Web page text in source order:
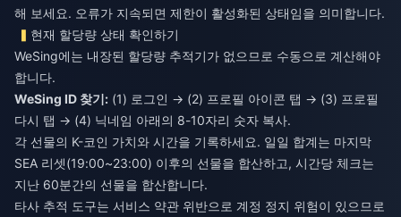
해 보세요. 오류가 지속되면 제한이 활성화된 상태임을 의미합니다.
현재 할당량 상태 확인하기
WeSing에는 내장된 할당량 추적기가 없으므로 수동으로 계산해야
합니다.
WeSing ID 찾기: (1) 로그인 → (2) 프로필 아이콘 탭 → (3) 프로필
다시 탭 → (4) 닉네임 아래의 8-10자리 숫자 복사.
각 선물의 K-코인 가치와 시간을 기록하세요. 일일 합계는 마지막
SEA 리셋(19:00~23:00) 이후의 선물을 합산하고, 시간당 체크는
지난 60분간의 선물을 합산합니다.
타사 추적 도구는 서비스 약관 위반으로 계정 정지 위험이 있으므로